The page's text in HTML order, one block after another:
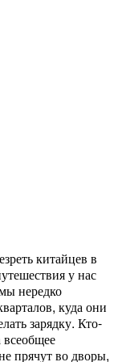
китайцев в
у нас
нередко
куда они
зарядку. Кто-
прячут во дворы,